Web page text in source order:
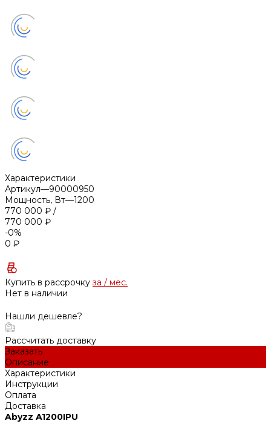
Характеристики
Артикул—90000950
Мощность, Вт—1200
770 000 ₽ /
770 000 ₽
-0%
0 ₽
Купить в рассрочку за / мес.
Нет в наличии
Нашли дешевле?
Рассчитать доставку
Заказать
Описание
Характеристики
Инструкции
Оплата
Доставка
Abyzz A1200IPU